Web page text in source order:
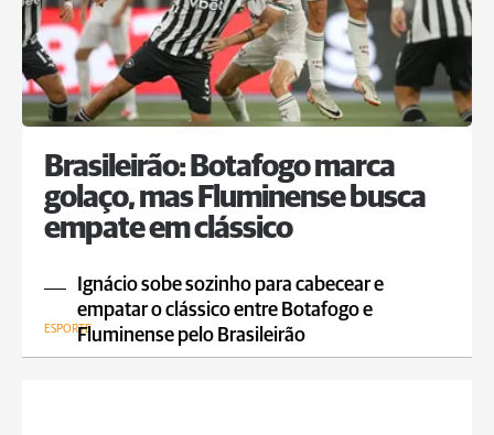
Brasileirão: Botafogo marca
golaço, mas Fluminense busca
empate em clássico
Ignácio sobe sozinho para cabecear e
empatar o clássico entre Botafogo e
Fluminense pelo Brasileirão
ESPORTE